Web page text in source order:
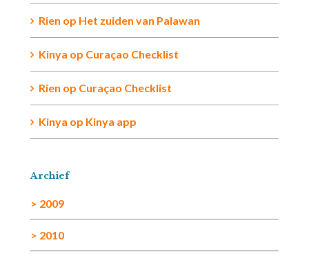
Rien op Het zuiden van Palawan
Kinya op Curaçao Checklist
Rien op Curaçao Checklist
Kinya op Kinya app
Archief
> 2009
> 2010